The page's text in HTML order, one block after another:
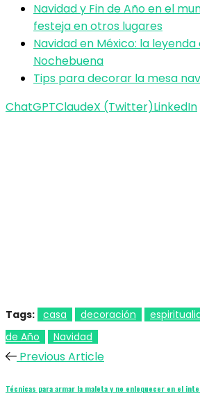
Navidad y Fin de Año en el
festeja en otros lugares
Navidad en México: la
Nochebuena
Tips para decorar la mesa
ChatGPTClaudeX (Twitter)LinkedIn
Tags: casa decoración
de Año
Navidad
Previous Article
Técnicas para armar la maleta y no enloquecer en el